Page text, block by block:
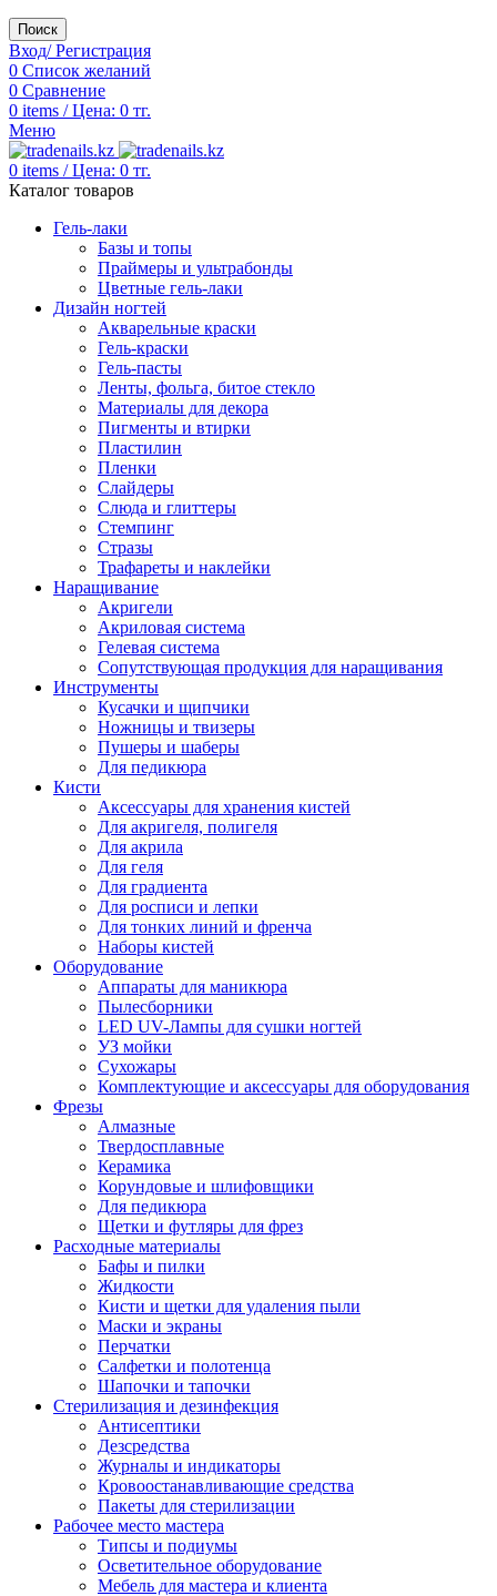
Поиск
Вход/ Регистрация
0 Список желаний
0 Сравнение
0 items / Цена: 0 тг.
Меню
0 items / Цена: 0 тг.
Каталог товаров
Гель-лаки
Базы и топы
Праймеры и ультрабонды
Цветные гель-лаки
Дизайн ногтей
Акварельные краски
Гель-краски
Гель-пасты
Ленты, фольга, битое стекло
Материалы для декора
Пигменты и втирки
Пластилин
Пленки
Слайдеры
Слюда и глиттеры
Стемпинг
Стразы
Трафареты и наклейки
Наращивание
Акригели
Акриловая система
Гелевая система
Сопутствующая продукция для наращивания
Инструменты
Кусачки и щипчики
Ножницы и твизеры
Пушеры и шаберы
Для педикюра
Кисти
Аксессуары для хранения кистей
Для акригеля, полигеля
Для акрила
Для геля
Для градиента
Для росписи и лепки
Для тонких линий и френча
Наборы кистей
Оборудование
Аппараты для маникюра
Пылесборники
LED UV-Лампы для сушки ногтей
УЗ мойки
Сухожары
Комплектующие и аксессуары для оборудования
Фрезы
Алмазные
Твердосплавные
Керамика
Корундовые и шлифовщики
Для педикюра
Щетки и футляры для фрез
Расходные материалы
Бафы и пилки
Жидкости
Кисти и щетки для удаления пыли
Маски и экраны
Перчатки
Салфетки и полотенца
Шапочки и тапочки
Стерилизация и дезинфекция
Антисептики
Дезсредства
Журналы и индикаторы
Кровоостанавливающие средства
Пакеты для стерилизации
Рабочее место мастера
Типсы и подиумы
Осветительное оборудование
Мебель для мастера и клиента